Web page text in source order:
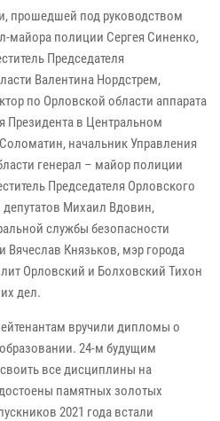
прошедшей под руководством
майора полиции Сергея Синенко,
Председателя
Валентина Нордстрем,
по Орловской области аппарата
Президента в Центральном
начальник Управления
генерал – майор полиции
Председателя Орловского
Михаил Вдовин,
службы безопасности
Вячеслав Князьков, мэр города
Орловский и Болховский Тихон
дел.
вручили дипломы о
24-м будущим
все дисциплины на
памятных золотых
2021 года встали